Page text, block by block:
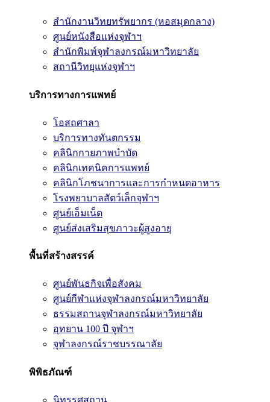
สำนักงานวิทยทรัพยากร (หอสมุดกลาง)
ศูนย์หนังสือแห่งจุฬาฯ
สำนักพิมพ์จุฬาลงกรณ์มหาวิทยาลัย
สถานีวิทยุแห่งจุฬาฯ
บริการทางการแพทย์
โอสถศาลา
บริการทางทันตกรรม
คลินิกกายภาพบำบัด
คลินิกเทคนิคการแพทย์
คลินิกโภชนาการและการกำหนดอาหาร
โรงพยาบาลสัตว์เล็กจุฬาฯ
ศูนย์เอ็มเน็ต
ศูนย์ส่งเสริมสุขภาวะผู้สูงอายุ
พื้นที่สร้างสรรค์
ศูนย์พันธกิจเพื่อสังคม
ศูนย์กีฬาแห่งจุฬาลงกรณ์มหาวิทยาลัย
ธรรมสถานจุฬาลงกรณ์มหาวิทยาลัย
อุทยาน 100 ปี จุฬาฯ
จุฬาลงกรณ์ราชบรรณาลัย
พิพิธภัณฑ์
นิทรรศสถาน